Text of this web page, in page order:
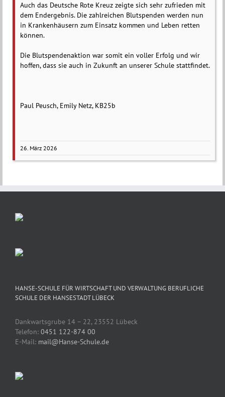
Auch das Deutsche Rote Kreuz zeigte sich sehr zufrieden mit
dem Endergebnis. Die zahlreichen Blutspenden werden nun
in Krankenhäusern zum Einsatz kommen und Leben retten
können.
Die Blutspendenaktion war somit ein voller Erfolg und wir
hoffen, dass sie auch in Zukunft an unserer Schule stattfindet.
Paul Peusch, Emily Netz, KB25b
26. März 2026
HANSE-SCHULE FÜR WIRTSCHAFT UND VERWALTUNG BERUFLICHE
SCHULE DER HANSESTADT LÜBECK
Dankwartsgrube 14 – 22, 23552 Lübeck
Telefon: 0451 122-874 00
E-Mail: mail@Hanse-Schule.de